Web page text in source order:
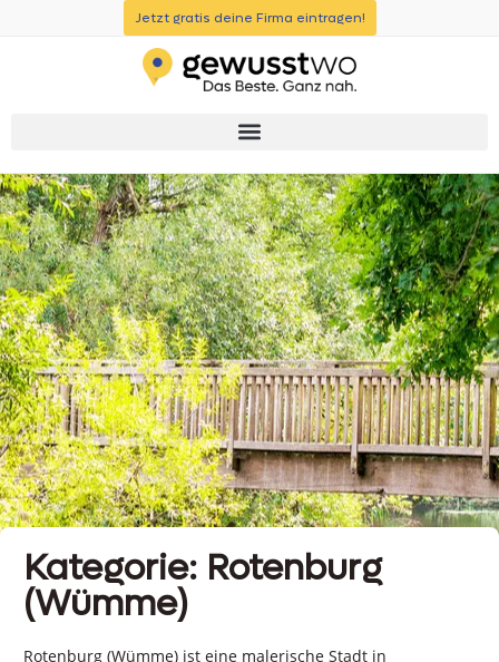
Jetzt gratis deine Firma eintragen!
Kategorie: Rotenburg
(Wümme)
Rotenburg (Wümme) ist eine malerische Stadt in